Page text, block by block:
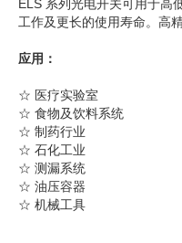
ELS 系列光电开关可用于高
工作及更长的使用寿命。高
应用：
☆ 医疗实验室
☆ 食物及饮料系统
☆ 制药行业
☆ 石化工业
☆ 测漏系统
☆ 油压容器
☆ 机械工具